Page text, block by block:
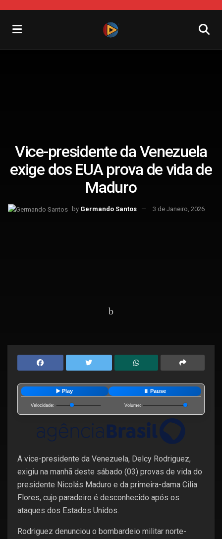
Vice-presidente da Venezuela
exige dos EUA prova de vida de
Maduro
by Germando Santos 3 de Janeiro, 2026
▶️ Play ⏸️ Pause
Velocidade: Volume:
A vice-presidente da Venezuela, Delcy Rodriguez,
exigiu na manhã deste sábado (03) provas de vida do
presidente Nicolás Maduro e da primeira-dama Cilia
Flores, cujo paradeiro é desconhecido após os
ataques dos Estados Unidos.
Rodriguez denunciou o bombardeio militar norte-